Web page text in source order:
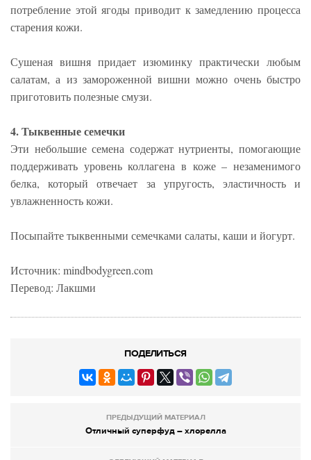
потребление этой ягоды приводит к замедлению процесса
старения кожи.
Сушеная вишня придает изюминку практически любым
салатам, а из замороженной вишни можно очень быстро
приготовить полезные смузи.
4. Тыквенные семечки
Эти небольшие семена содержат нутриенты, помогающие
поддерживать уровень коллагена в коже – незаменимого
белка, который отвечает за упругость, эластичность и
увлажненность кожи.
Посыпайте тыквенными семечками салаты, каши и йогурт.
Источник: mindbodygreen.com
Перевод: Лакшми
ПОДЕЛИТЬСЯ
ПРЕДЫДУЩИЙ МАТЕРИАЛ
Отличный суперфуд – хлорелла